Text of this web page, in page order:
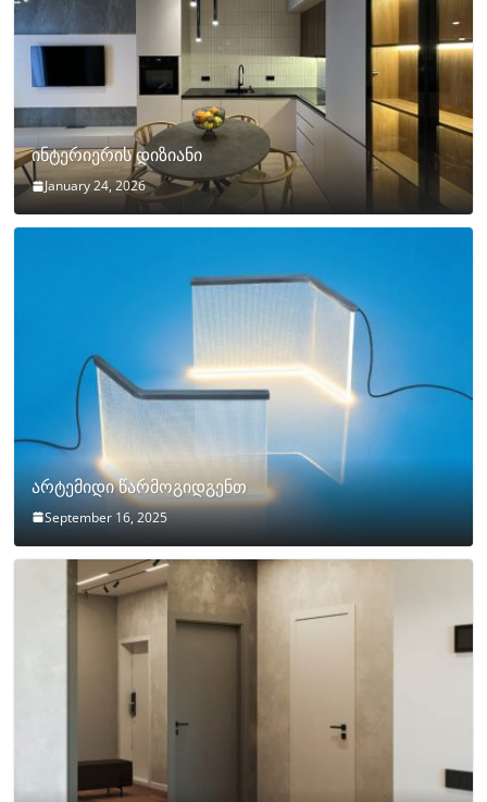
ინტერიერის დიზიანი
January 24, 2026
არტემიდი წარმოგიდგენთ
September 16, 2025